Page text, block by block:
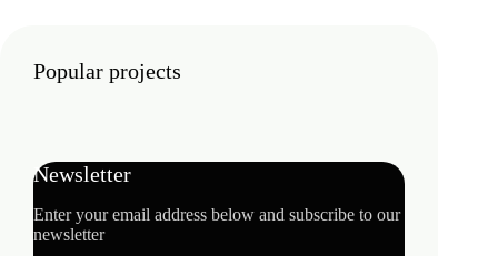
Popular projects
Newsletter
Enter your email address below and subscribe to our
newsletter